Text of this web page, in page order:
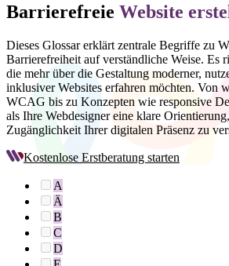
Barrierefreie Website
Dieses Glossar erklärt zentrale Begriffe zu
Barrierefreiheit auf verständliche Weise. Es
die mehr über die Gestaltung moderner,
inklusiver Websites erfahren möchten. Von
WCAG bis zu Konzepten wie responsive
als Ihre Webdesigner eine klare
Zugänglichkeit Ihrer digitalen Präsenz zu
Kostenlose Erstberatung starten
A
Ä
B
C
D